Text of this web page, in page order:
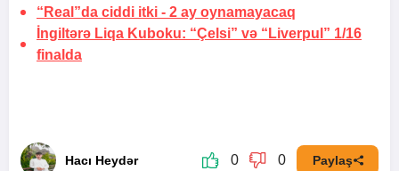
“Real”da ciddi itki - 2 ay oynamayacaq
İngiltərə Liqa Kuboku: “Çelsi” və “Liverpul” 1/16
finalda
Hacı Heydər 0 0 Paylaş